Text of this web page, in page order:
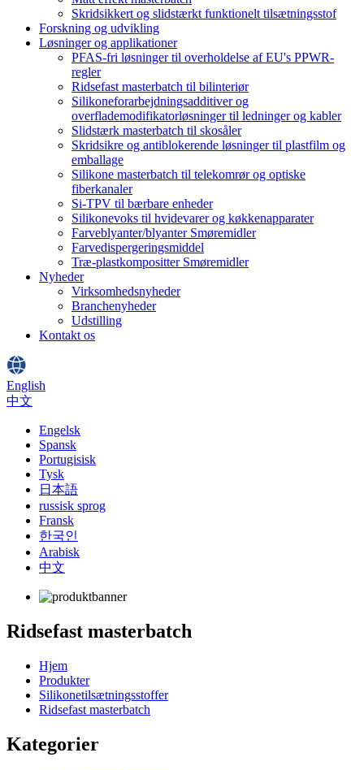
Skridsikkert og slidstærkt funktionelt tilsætningsstof
Forskning og udvikling
Løsninger og applikationer
PFAS-fri løsninger til overholdelse af EU's PPWR-
regler
Ridsefast masterbatch til bilinteriør
Silikoneforarbejdningsadditiver og
overflademodifikatorløsninger til ledninger og kabler
Slidstærk masterbatch til skosåler
Skridsikre og antiblokerende løsninger til plastfilm og
emballage
Silikone masterbatch til telekomrør og optiske
fiberkanaler
Si-TPV til bærbare enheder
Silikonevoks til hvidevarer og køkkenapparater
Farveblyanter/blyanter Smøremidler
Farvedispergeringsmiddel
Træ-plastkompositter Smøremidler
Nyheder
Virksomhedsnyheder
Branchenyheder
Udstilling
Kontakt os
English
中文
Engelsk
Spansk
Portugisisk
Tysk
日本語
russisk sprog
Fransk
한국인
Arabisk
中文
Ridsefast masterbatch
Hjem
Produkter
Silikonetilsætningsstoffer
Ridsefast masterbatch
Kategorier